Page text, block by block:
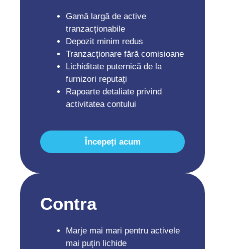
Gamă largă de active
tranzacționabile
Depozit minim redus
Tranzacționare fără comisioane
Lichiditate puternică de la
furnizori reputați
Rapoarte detaliate privind
activitatea contului
Începeți acum
Contra
Marje mai mari pentru activele
mai puțin lichide